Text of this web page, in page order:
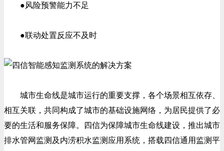
●风险预警能力不足
●联动处置反应不及时
城市生命线是城市运行的重要支撑，各个场景相互依存、
相互关联，共同构成了城市的基础设施网络，为居民提供了必
要的生活和服务保障。四信为保障城市生命线建设，推出城市
排水管网监测及内涝积水监测应用系统，搭载四信通用监测平